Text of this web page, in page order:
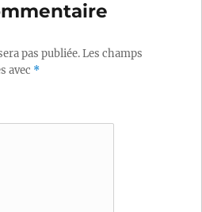
pas publiée.Les champs
avec *